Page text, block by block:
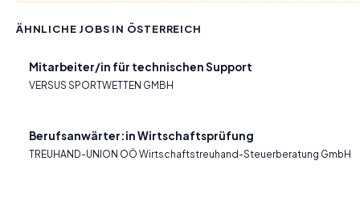
ÄHNLICHE JOBS IN ÖSTERREICH
Mitarbeiter/in für technischen Support
VERSUS SPORTWETTEN GMBH
Berufsanwärter:in Wirtschaftsprüfung
TREUHAND-UNION OÖ Wirtschaftstreuhand-Steuerberatung GmbH